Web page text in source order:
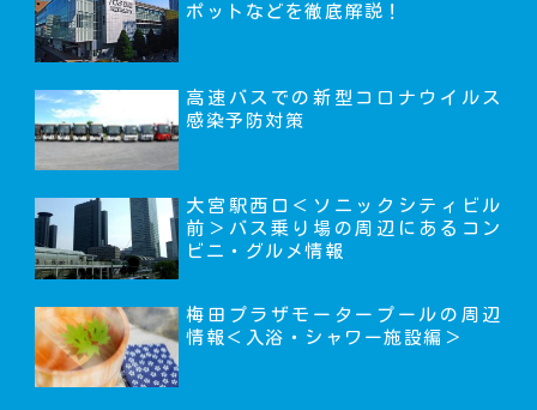
ポットなどを徹底解説！
高速バスでの新型コロナウイルス
感染予防対策
大宮駅西口＜ソニックシティビル
前＞バス乗り場の周辺にあるコン
ビニ・グルメ情報
梅田プラザモータープールの周辺
情報＜入浴・シャワー施設編＞